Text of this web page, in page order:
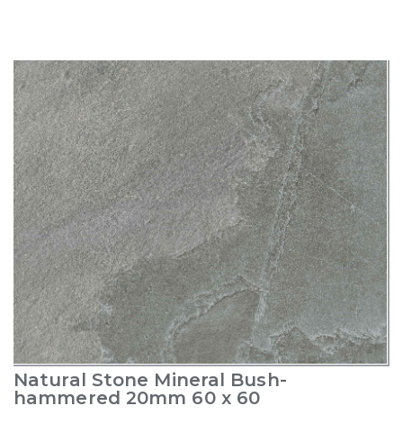
Natural Stone Mineral Bush-
hammered 20mm 60 x 60